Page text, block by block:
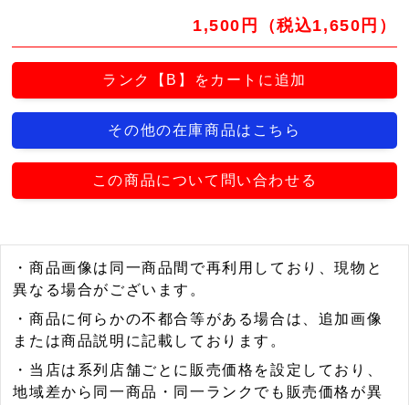
1,500円（税込1,650円）
ランク【B】をカートに追加
その他の在庫商品はこちら
この商品について問い合わせる
・商品画像は同一商品間で再利用しており、現物と
異なる場合がございます。
・商品に何らかの不都合等がある場合は、追加画像
または商品説明に記載しております。
・当店は系列店舗ごとに販売価格を設定しており、
地域差から同一商品・同一ランクでも販売価格が異